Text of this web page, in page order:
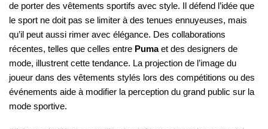
de porter des vêtements sportifs avec style. Il défend l’idée que
le sport ne doit pas se limiter à des tenues ennuyeuses, mais
qu’il peut aussi rimer avec élégance. Des collaborations
récentes, telles que celles entre Pumaet des designers de
mode, illustrent cette tendance. La projection de l’image du
joueur dans des vêtements stylés lors des compétitions ou des
événements aide à modifier la perception du grand public sur la
mode sportive.